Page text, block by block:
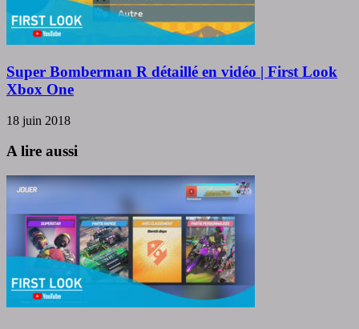
Super Bomberman R détaillé en vidéo | First Look
Xbox One
18 juin 2018
A lire aussi